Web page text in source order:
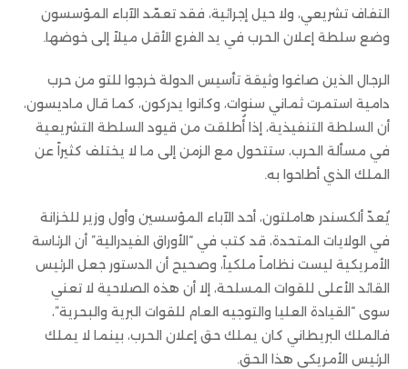
التفاف تشريعي، ولا حيل إجرائية، فقد تعمّد الآباء المؤسسون
وضع سلطة إعلان الحرب في يد الفرع الأقل ميلاً إلى خوضها.
الرجال الذين صاغوا وثيقة تأسيس الدولة خرجوا للتو من حرب
دامية استمرت ثماني سنوات، وكانوا يدركون، كما قال ماديسون،
أن السلطة التنفيذية، إذا أُطلقت من قيود السلطة التشريعية
في مسألة الحرب، ستتحول مع الزمن إلى ما لا يختلف كثيراً عن
الملك الذي أطاحوا به.
يُعدّ ألكسندر هاملتون، أحد الآباء المؤسسين وأول وزير للخزانة
في الولايات المتحدة، قد كتب في “الأوراق الفيدرالية” أن الرئاسة
الأمريكية ليست نظاماً ملكياً، وصحيح أن الدستور جعل الرئيس
القائد الأعلى للقوات المسلحة، إلا أن هذه الصلاحية لا تعني
سوى “القيادة العليا والتوجيه العام للقوات البرية والبحرية”،
فالملك البريطاني كان يملك حق إعلان الحرب، بينما لا يملك
الرئيس الأمريكي هذا الحق.